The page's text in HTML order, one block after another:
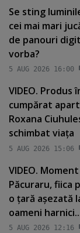
Se sting
cei mai mari
de panouri
vorba?
5 AUG 2026 16:00
VIDEO. Produs
cumpărat
Roxana
schimbat viaţa
5 AUG 2026 15:06
VIDEO.
Păcuraru, fiica
o ţară aşezată
oameni
5 AUG 2026 12:16